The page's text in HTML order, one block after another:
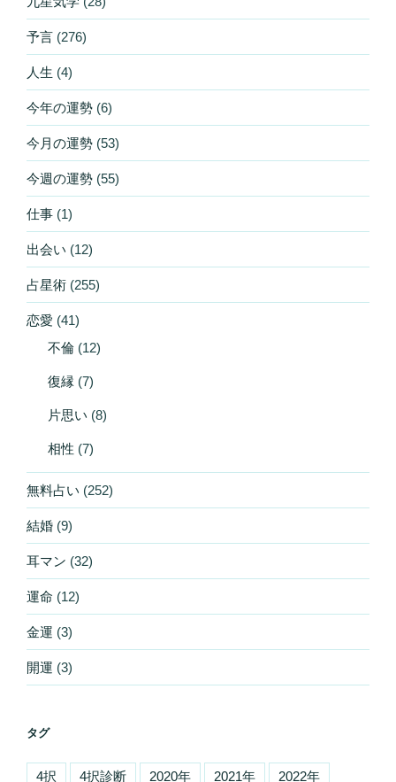
予言 (276)
人生 (4)
今年の運勢 (6)
今月の運勢 (53)
今週の運勢 (55)
仕事 (1)
出会い (12)
占星術 (255)
恋愛 (41)
不倫 (12)
復縁 (7)
片思い (8)
相性 (7)
無料占い (252)
結婚 (9)
耳マン (32)
運命 (12)
金運 (3)
開運 (3)
タグ
4択 4択診断 2020年 2021年 2022年